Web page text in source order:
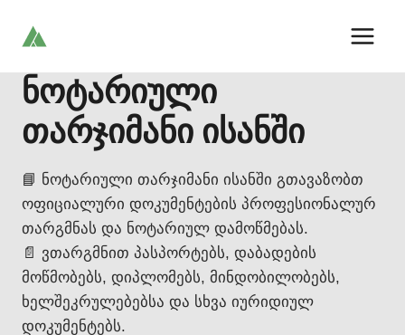
ნოტარიული
თარჯიმანი ისანში
📘 ნოტარიული თარჯიმანი ისანში გთავაზობთ
ოფიციალური დოკუმენტების პროფესიონალურ
თარგმნას და ნოტარიულ დამოწმებას.
📄 ვთარგმნით პასპორტებს, დაბადების
მოწმობებს, დიპლომებს, მინდობილობებს,
ხელშეკრულებებსა და სხვა იურიდიულ
დოკუმენტებს.